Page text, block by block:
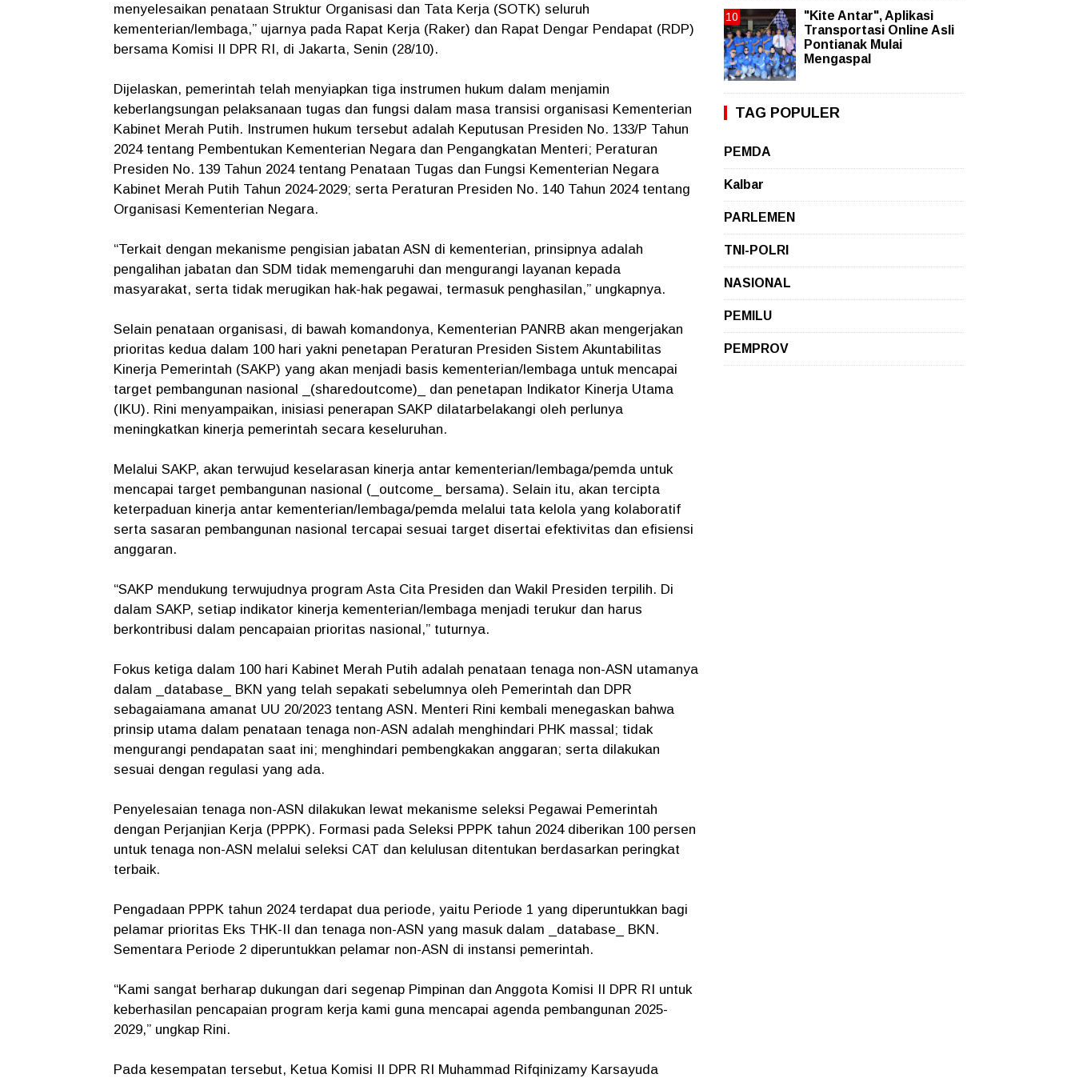
menyelesaikan penataan Struktur Organisasi dan Tata Kerja (SOTK) seluruh
kementerian/lembaga,” ujarnya pada Rapat Kerja (Raker) dan Rapat Dengar Pendapat (RDP)
bersama Komisi II DPR RI, di Jakarta, Senin (28/10).
Dijelaskan, pemerintah telah menyiapkan tiga instrumen hukum dalam menjamin
keberlangsungan pelaksanaan tugas dan fungsi dalam masa transisi organisasi Kementerian
Kabinet Merah Putih. Instrumen hukum tersebut adalah Keputusan Presiden No. 133/P Tahun
2024 tentang Pembentukan Kementerian Negara dan Pengangkatan Menteri; Peraturan
Presiden No. 139 Tahun 2024 tentang Penataan Tugas dan Fungsi Kementerian Negara
Kabinet Merah Putih Tahun 2024-2029; serta Peraturan Presiden No. 140 Tahun 2024 tentang
Organisasi Kementerian Negara.
“Terkait dengan mekanisme pengisian jabatan ASN di kementerian, prinsipnya adalah
pengalihan jabatan dan SDM tidak memengaruhi dan mengurangi layanan kepada
masyarakat, serta tidak merugikan hak-hak pegawai, termasuk penghasilan,” ungkapnya.
Selain penataan organisasi, di bawah komandonya, Kementerian PANRB akan mengerjakan
prioritas kedua dalam 100 hari yakni penetapan Peraturan Presiden Sistem Akuntabilitas
Kinerja Pemerintah (SAKP) yang akan menjadi basis kementerian/lembaga untuk mencapai
target pembangunan nasional _(sharedoutcome)_ dan penetapan Indikator Kinerja Utama
(IKU). Rini menyampaikan, inisiasi penerapan SAKP dilatarbelakangi oleh perlunya
meningkatkan kinerja pemerintah secara keseluruhan.
Melalui SAKP, akan terwujud keselarasan kinerja antar kementerian/lembaga/pemda untuk
mencapai target pembangunan nasional (_outcome_ bersama). Selain itu, akan tercipta
keterpaduan kinerja antar kementerian/lembaga/pemda melalui tata kelola yang kolaboratif
serta sasaran pembangunan nasional tercapai sesuai target disertai efektivitas dan efisiensi
anggaran.
“SAKP mendukung terwujudnya program Asta Cita Presiden dan Wakil Presiden terpilih. Di
dalam SAKP, setiap indikator kinerja kementerian/lembaga menjadi terukur dan harus
berkontribusi dalam pencapaian prioritas nasional,” tuturnya.
Fokus ketiga dalam 100 hari Kabinet Merah Putih adalah penataan tenaga non-ASN utamanya
dalam _database_ BKN yang telah sepakati sebelumnya oleh Pemerintah dan DPR
sebagaiamana amanat UU 20/2023 tentang ASN. Menteri Rini kembali menegaskan bahwa
prinsip utama dalam penataan tenaga non-ASN adalah menghindari PHK massal; tidak
mengurangi pendapatan saat ini; menghindari pembengkakan anggaran; serta dilakukan
sesuai dengan regulasi yang ada.
Penyelesaian tenaga non-ASN dilakukan lewat mekanisme seleksi Pegawai Pemerintah
dengan Perjanjian Kerja (PPPK). Formasi pada Seleksi PPPK tahun 2024 diberikan 100 persen
untuk tenaga non-ASN melalui seleksi CAT dan kelulusan ditentukan berdasarkan peringkat
terbaik.
Pengadaan PPPK tahun 2024 terdapat dua periode, yaitu Periode 1 yang diperuntukkan bagi
pelamar prioritas Eks THK-II dan tenaga non-ASN yang masuk dalam _database_ BKN.
Sementara Periode 2 diperuntukkan pelamar non-ASN di instansi pemerintah.
“Kami sangat berharap dukungan dari segenap Pimpinan dan Anggota Komisi II DPR RI untuk
keberhasilan pencapaian program kerja kami guna mencapai agenda pembangunan 2025-
2029,” ungkap Rini.
Pada kesempatan tersebut, Ketua Komisi II DPR RI Muhammad Rifqinizamy Karsayuda
"Kite Antar", Aplikasi
Transportasi Online Asli
Pontianak Mulai
Mengaspal
TAG POPULER
PEMDA
Kalbar
PARLEMEN
TNI-POLRI
NASIONAL
PEMILU
PEMPROV